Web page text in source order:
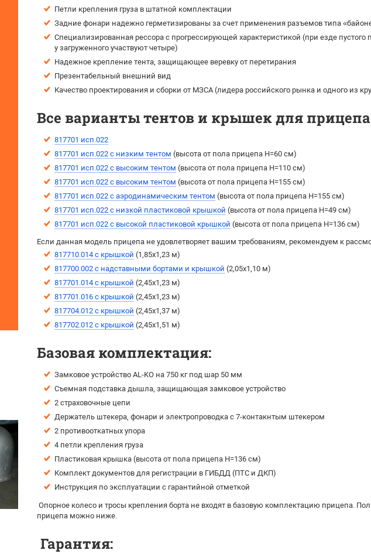
Петли крепления груза в штатной комплектации
Задние фонари надежно герметизированы за счет применения разъемов типа
Специализированная рессора с прогрессирующей характеристикой (при езде
у загруженного участвуют четыре)
Надежное крепление тента, защищающее веревку от перетирания
Презентабельный внешний вид
Качество проектирования и сборки от МЗСА (лидера российского рынка и одного из
Все варианты тентов и крышек для прицепа
817701 исп.022
817701 исп.022 с низким тентом (высота от пола прицепа H=60 см)
817701 исп.022 с высоким тентом (выcота от пола прицепа H=110 см)
817701 исп.022 с высоким тентом (выcота от пола прицепа H=155 см)
817701 исп.022 с аэродинамическим тентом (выcота от пола прицепа H=155 см)
817701 исп.022 с низкой пластиковой крышкой (высота от пола прицепа H=49 см)
817701 исп.022 с высокой пластиковой крышкой (высота от пола прицепа H=136 см)
Если данная модель прицепа не удовлетворяет вашим требованиям, рекомендуем к
817710.014 с крышкой (1,85х1,23 м)
817700.002 с надставными бортами и крышкой (2,05х1,10 м)
817701.014 с крышкой (2,45х1,23 м)
817701.016 с крышкой (2,45х1,23 м)
817704.012 с крышкой (2,45х1,37 м)
817702.012 с крышкой (2,45х1,51 м)
Базовая комплектация:
Замковое устройство AL-KO на 750 кг под шар 50 мм
Съемная подставка дышла, защищающая замковое устройство
2 страховочные цепи
Держатель штекера, фонари и электропроводка с 7-контакнтым штекером
2 противооткатных упора
4 петли крепления груза
Пластиковая крышка (высота от пола прицепа H=136 см)
Комплект документов для регистрации в ГИБДД (ПТС и ДКП)
Инструкция по эксплуатации с гарантийной отметкой
Опорное колесо и тросы крепления борта не входят в базовую комплектацию прицепа.
прицепа можно ниже.
Гарантия: